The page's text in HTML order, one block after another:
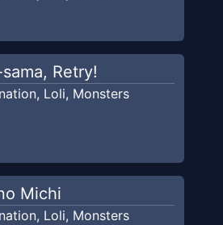
Retry!
, Loli, Monsters
Michi
, Loli, Monsters